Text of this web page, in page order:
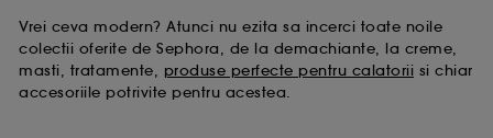
Vrei ceva modern? Atunci nu ezita sa incerci toate noile
colectii oferite de Sephora, de la demachiante, la creme,
masti, tratamente, produse perfecte pentru calatorii si chiar
accesoriile potrivite pentru acestea.